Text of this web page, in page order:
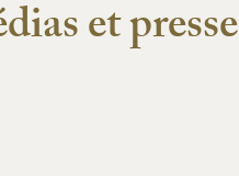
et presse